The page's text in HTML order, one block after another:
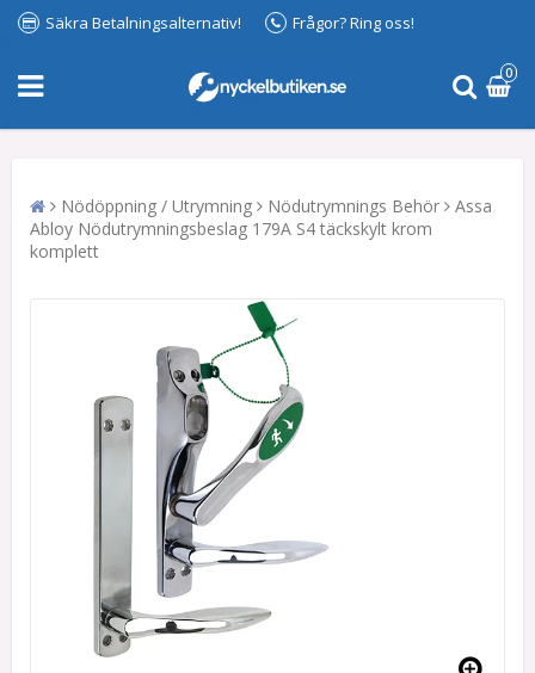
Säkra Betalningsalternativ! Frågor? Ring oss!
0
Nödöppning / Utrymning Nödutrymnings Behör
Assa
Abloy Nödutrymningsbeslag 179A S4 täckskylt krom
komplett